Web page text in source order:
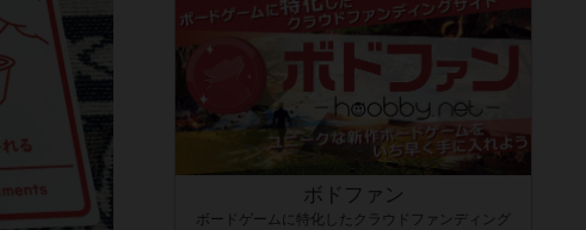
ボドファン
ボードゲームに特化したクラウドファンディング